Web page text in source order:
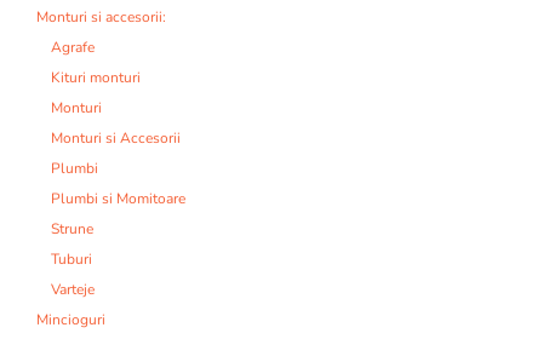
Monturi si accesorii:
Agrafe
Kituri monturi
Monturi
Monturi si Accesorii
Plumbi
Plumbi si Momitoare
Strune
Tuburi
Varteje
Mincioguri